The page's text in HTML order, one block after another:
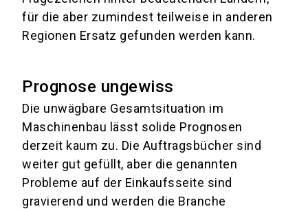
für die aber zumindest teilweise in anderen
Regionen Ersatz gefunden werden kann.
Prognose ungewiss
Die unwägbare Gesamtsituation im
Maschinenbau lässt solide Prognosen
derzeit kaum zu. Die Auftragsbücher sind
weiter gut gefüllt, aber die genannten
Probleme auf der Einkaufsseite sind
gravierend und werden die Branche